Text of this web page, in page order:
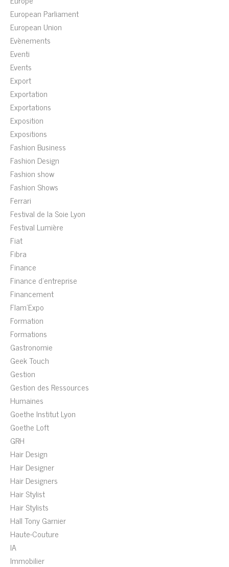
European Parliament
European Union
Evènements
Eventi
Events
Export
Exportation
Exportations
Exposition
Expositions
Fashion Business
Fashion Design
Fashion show
Fashion Shows
Ferrari
Festival de la Soie Lyon
Festival Lumière
Fiat
Fibra
Finance
Finance d'entreprise
Financement
Flam'Expo
Formation
Formations
Gastronomie
Geek Touch
Gestion
Gestion des Ressources
Humaines
Goethe Institut Lyon
Goethe Loft
GRH
Hair Design
Hair Designer
Hair Designers
Hair Stylist
Hair Stylists
Hall Tony Garnier
Haute-Couture
IA
Immobilier